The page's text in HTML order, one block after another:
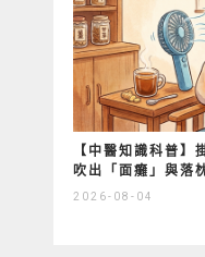
【中醫知識科普】
吹出「面癱」與落
2026-08-04